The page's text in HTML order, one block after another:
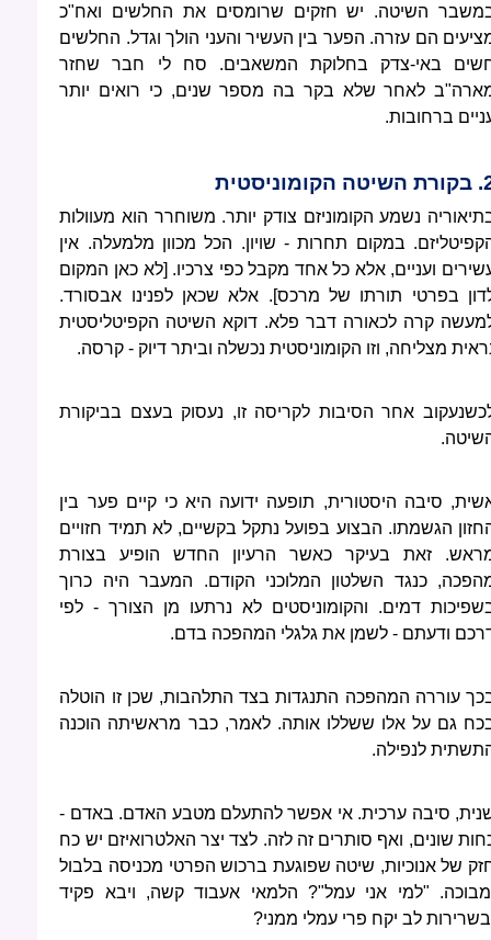
השיטה. יש חזקים שרומסים את החלשים ואח"כ
הם עזרה. הפער בין העשיר והעני הולך וגדל. החלשים
באי-צדק בחלוקת המשאבים. סח לי חבר שחזר
לאחר שלא בקר בה מספר שנים, כי רואים יותר
ברחובות.
נשמע הקומוניזם צודק יותר. משוחרר הוא מעוולות
במקום תחרות - שויון. הכל מכוון מלמעלה. אין
ועניים, אלא כל אחד מקבל כפי צרכיו. [לא כאן המקום
בפרטי תורתו של מרכס]. אלא שכאן לפנינו אבסורד.
קרה לכאורה דבר פלא. דוקא השיטה הקפיטליסטית
מצליחה, וזו הקומוניסטית נכשלה וביתר דיוק - קרסה.
אחר הסיבות לקריסה זו, נעסוק בעצם בביקורת
סיבה היסטורית, תופעה ידועה היא כי קיים פער בין
הגשמתו. הבצוע בפועל נתקל בקשיים, לא תמיד חזויים
זאת בעיקר כאשר הרעיון החדש הופיע בצורת
כנגד השלטון המלוכני הקודם. המעבר היה כרוך
דמים. והקומוניסטים לא נרתעו מן הצורך - לפי
ודעתם - לשמן את גלגלי המהפכה בדם.
עוררה המהפכה התנגדות בצד התלהבות, שכן זו הוטלה
גם על אלו ששללו אותה. לאמר, כבר מראשיתה הוכנה
לנפילה.
סיבה ערכית. אי אפשר להתעלם מטבע האדם. באדם -
שונים, ואף סותרים זה לזה. לצד יצר האלטרואיזם יש כח
של אנוכיות, שיטה שפוגעת ברכוש הפרטי מכניסה בלבול
"למי אני עמל"? הלמאי אעבוד קשה, ויבא פקיד
לב יקח פרי עמלי ממני?